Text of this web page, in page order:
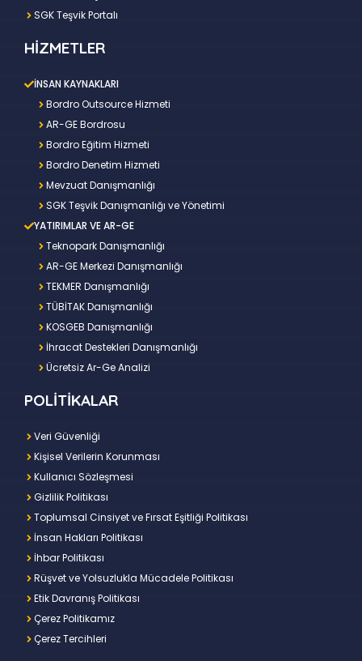
SGK Teşvik Portalı
HİZMETLER
İNSAN KAYNAKLARI
Bordro Outsource Hizmeti
AR-GE Bordrosu
Bordro Eğitim Hizmeti
Bordro Denetim Hizmeti
Mevzuat Danışmanlığı
SGK Teşvik Danışmanlığı ve Yönetimi
YATIRIMLAR VE AR-GE
Teknopark Danışmanlığı
AR-GE Merkezi Danışmanlığı
TEKMER Danışmanlığı
TÜBİTAK Danışmanlığı
KOSGEB Danışmanlığı
İhracat Destekleri Danışmanlığı
Ücretsiz Ar-Ge Analizi
POLİTİKALAR
Veri Güvenliği
Kişisel Verilerin Korunması
Kullanıcı Sözleşmesi
Gizlilik Politikası
Toplumsal Cinsiyet ve Fırsat Eşitliği Politikası
İnsan Hakları Politikası
İhbar Politikası
Rüşvet ve Yolsuzlukla Mücadele Politikası
Etik Davranış Politikası
Çerez Politikamız
Çerez Tercihleri